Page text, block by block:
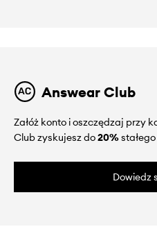
Answear Club
Załóż konto i oszczędzaj przy
Club zyskujesz do20%
Dowiedz